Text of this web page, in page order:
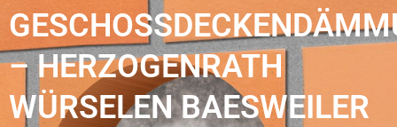
– HERZOGENRATH
WÜRSELEN BAESWEILER